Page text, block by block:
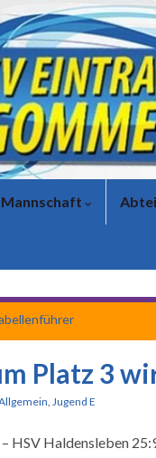
Mannschaft
Platz 3
, Jugend E
HSV Haldensleben